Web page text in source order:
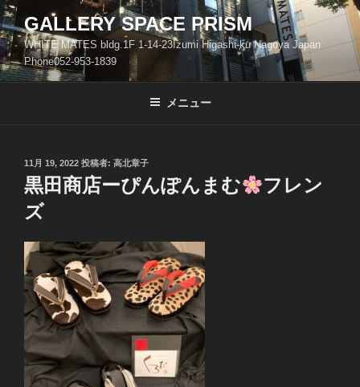
コ
ン
テ
ン
ツ
GALLERY SPACE PRISM
WHITE MATES bldg.1F 1-14-23Izumi Higashi-ku Nagoya Japan
Phone052-953-1839
メニュー
投
稿
日:
11月 19, 2022 投稿者: 高北章子
黒田商店ーぴんぽんまむ
フレン
ズ